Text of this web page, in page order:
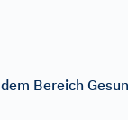
Bereich